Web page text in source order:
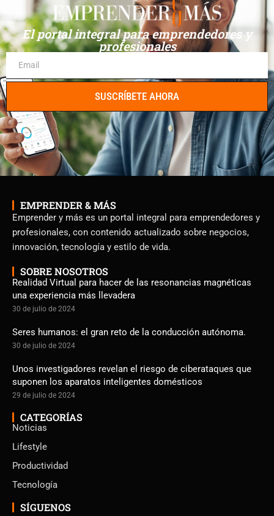
El portal integral para emprendedores y
profesionales
SUSCRÍBETE AHORA
EMPRENDER & MÁS
Emprender y más es un portal integral para emprendedores y
profesionales, con contenido actualizado sobre negocios,
innovación, tecnología y estilo de vida.
SOBRE NOSOTROS
Realidad Virtual para hacer de las resonancias magnéticas
una experiencia más llevadera
30 de julio de 2024
Seres humanos: el gran reto de la conducción autónoma.
30 de julio de 2024
Unos investigadores revelan el riesgo de ciberataques que
suponen los aparatos inteligentes domésticos
29 de julio de 2024
CATEGORÍAS
Noticias
Lifestyle
Productividad
Tecnología
SÍGUENOS